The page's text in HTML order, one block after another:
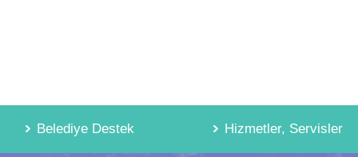
Belediye Destek Hizmetler, Servisler